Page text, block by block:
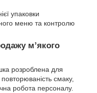
упаковки
меню та контролю
м’якого
розроблена для
смаку,
робота персоналу.